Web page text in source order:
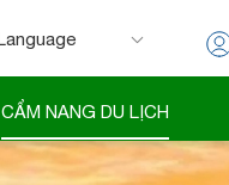
CẨM NANG DU LỊCH